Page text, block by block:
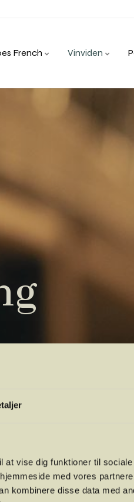
vise dig funktioner til
med vores
kombinere disse data med
French Vinviden
vigtigste i vores